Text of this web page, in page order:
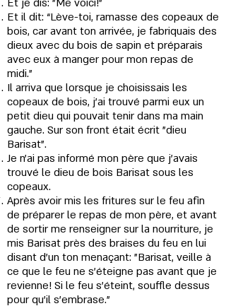
Et je dis: "Me voici!"
Et il dit: “Lève-toi, ramasse des copeaux de
bois, car avant ton arrivée, je fabriquais des
dieux avec du bois de sapin et préparais
avec eux à manger pour mon repas de
midi.”
Il arriva que lorsque je choisissais les
copeaux de bois, j’ai trouvé parmi eux un
petit dieu qui pouvait tenir dans ma main
gauche. Sur son front était écrit "dieu
Barisat".
Je n'ai pas informé mon père que j'avais
trouvé le dieu de bois Barisat sous les
copeaux.
Après avoir mis les fritures sur le feu afin
de préparer le repas de mon père, et avant
de sortir me renseigner sur la nourriture, je
mis Barisat près des braises du feu en lui
disant d'un ton menaçant: "Barisat, veille à
ce que le feu ne s'éteigne pas avant que je
revienne! Si le feu s'éteint, souffle dessus
pour qu'il s'embrase."